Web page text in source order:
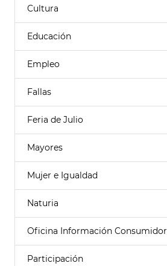
Cultura
Educación
Empleo
Fallas
Feria de Julio
Mayores
Mujer e Igualdad
Naturia
Oficina Información Consumidor
Participación